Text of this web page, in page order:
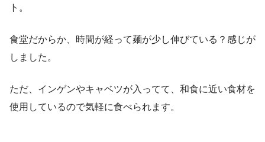
ト。
食堂だからか、時間が経って麺が少し伸びている？感じが
しました。
ただ、インゲンやキャベツが入ってて、和食に近い食材を
使用しているので気軽に食べられます。